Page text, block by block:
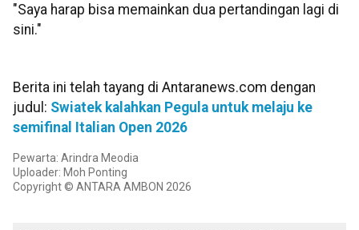
"Saya harap bisa memainkan dua pertandingan lagi di
sini."
Berita ini telah tayang di Antaranews.com dengan
judul: Swiatek kalahkan Pegula untuk melaju ke
semifinal Italian Open 2026
Pewarta: Arindra Meodia
Uploader: Moh Ponting
Copyright © ANTARA AMBON 2026